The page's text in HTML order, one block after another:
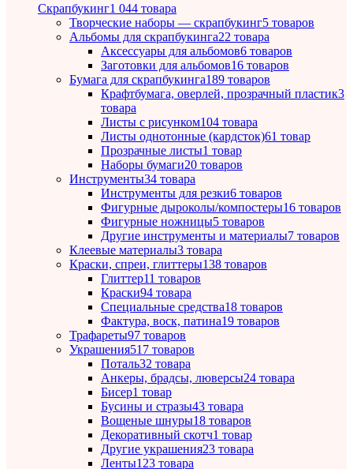
Скрапбукинг1 044 товара
Творческие наборы — скрапбукинг5 товаров
Альбомы для скрапбукинга22 товара
Аксессуары для альбомов6 товаров
Заготовки для альбомов16 товаров
Бумага для скрапбукинга189 товаров
Крафтбумага, оверлей, прозрачный пластик3
товара
Листы c рисунком104 товара
Листы однотонные (кардсток)61 товар
Прозрачные листы1 товар
Наборы бумаги20 товаров
Инструменты34 товара
Инструменты для резки6 товаров
Фигурные дыроколы/компостеры16 товаров
Фигурные ножницы5 товаров
Другие инструменты и материалы7 товаров
Клеевые материалы3 товара
Краски, спреи, глиттеры138 товаров
Глиттер11 товаров
Краски94 товара
Специальные средства18 товаров
Фактура, воск, патина19 товаров
Трафареты97 товаров
Украшения517 товаров
Поталь32 товара
Анкеры, брадсы, люверсы24 товара
Бисер1 товар
Бусины и стразы43 товара
Вощеные шнуры18 товаров
Декоративный скотч1 товар
Другие украшения23 товара
Ленты123 товара